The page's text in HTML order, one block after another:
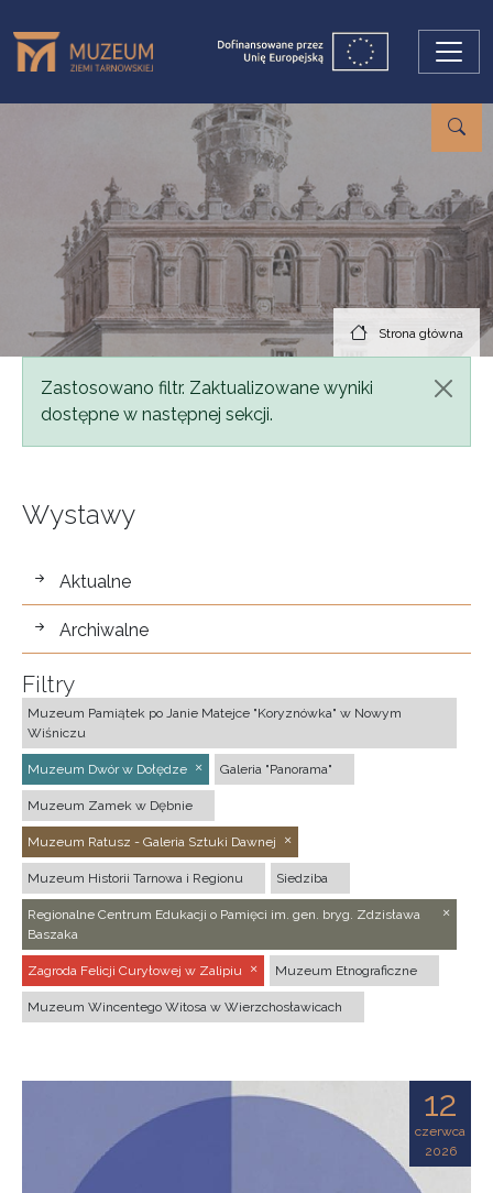
Strona główna
Komunikat
Zastosowano filtr. Zaktualizowane wyniki
dostępne w następnej sekcji.
Wystawy
wystawy
Aktualne
Archiwalne
Filtry
Muzeum Pamiątek po Janie Matejce "Koryznówka" w Nowym
Wiśniczu
Muzeum Dwór w Dołędze Galeria "Panorama"
Muzeum Zamek w Dębnie
Muzeum Ratusz - Galeria Sztuki Dawnej
Muzeum Historii Tarnowa i Regionu Siedziba
Regionalne Centrum Edukacji o Pamięci im. gen. bryg. Zdzisława
Baszaka
Zagroda Felicji Curyłowej w Zalipiu Muzeum Etnograficzne
Muzeum Wincentego Witosa w Wierzchosławicach
12
czerwca
2026